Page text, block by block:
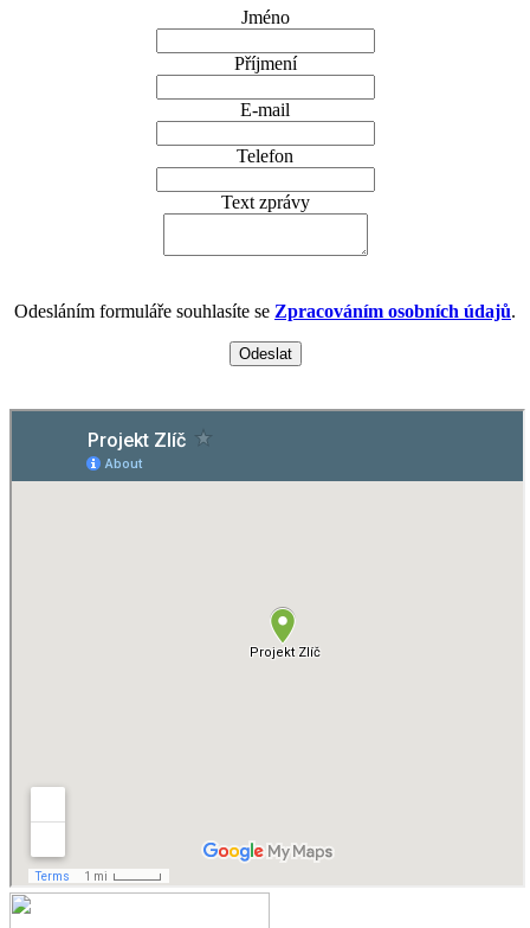
Jméno
Příjmení
E-mail
Telefon
Text zprávy
Odesláním formuláře souhlasíte se Zpracováním osobních údajů.
Odeslat